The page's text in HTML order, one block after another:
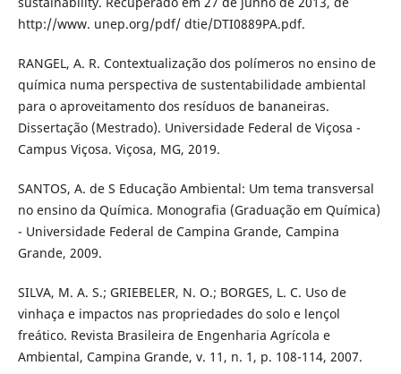
http://www. unep.org/pdf/ dtie/DTI0889PA.pdf.
RANGEL, A. R. Contextualização dos polímeros no ensino de
química numa perspectiva de sustentabilidade ambiental
para o aproveitamento dos resíduos de bananeiras.
Dissertação (Mestrado). Universidade Federal de Viçosa -
Campus Viçosa. Viçosa, MG, 2019.
SANTOS, A. de S Educação Ambiental: Um tema transversal
no ensino da Química. Monografia (Graduação em Química)
- Universidade Federal de Campina Grande, Campina
Grande, 2009.
SILVA, M. A. S.; GRIEBELER, N. O.; BORGES, L. C. Uso de
vinhaça e impactos nas propriedades do solo e lençol
freático. Revista Brasileira de Engenharia Agrícola e
Ambiental, Campina Grande, v. 11, n. 1, p. 108-114, 2007.